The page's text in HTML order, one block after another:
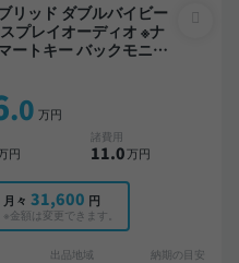
リッド ダブルバイビー
プレイオーディオ ※ナ
ートキー バックモニタ
.0 万円
円
諸費用
11.0万円
月々 31,600 円
※金額は変更できます。
出品地域 納期の目安